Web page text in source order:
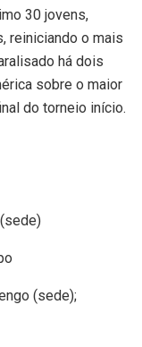
30 jovens,
reiniciando o mais
há dois
sobre o maior
do torneio início.
(sede);